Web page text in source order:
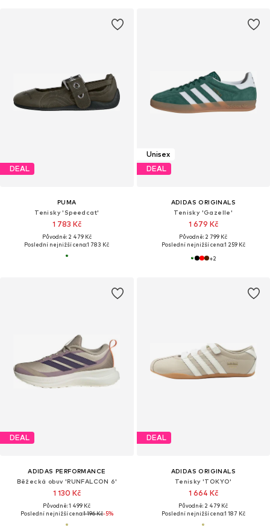
DEAL
PUMA
Tenisky 'Speedcat'
1 783 Kč
Původně: 2 479 Kč
Poslední nejnižší cena:1 783 Kč
Unisex
DEAL
ADIDAS ORIGINALS
Tenisky 'Gazelle'
1 679 Kč
Původně: 2 799 Kč
Poslední nejnižší cena:1 259 Kč
+2
DEAL
ADIDAS PERFORMANCE
Běžecká obuv 'RUNFALCON 6'
1 130 Kč
Původně: 1 499 Kč
Poslední nejnižší cena:1 196 Kč-5%
DEAL
ADIDAS ORIGINALS
Tenisky 'TOKYO'
1 664 Kč
Původně: 2 479 Kč
Poslední nejnižší cena:1 187 Kč